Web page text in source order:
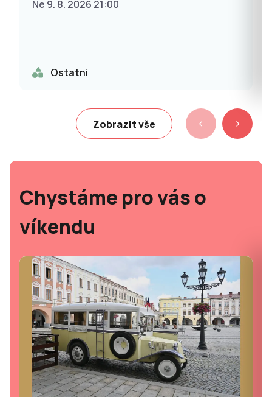
Ne 9. 8. 2026 21:00
Ostatní
Zobrazit vše
Chystáme pro vás o
víkendu